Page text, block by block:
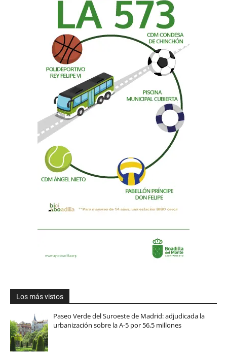
Los más vistos
Paseo Verde del Suroeste de Madrid: adjudicada la
urbanización sobre la A-5 por 56,5 millones